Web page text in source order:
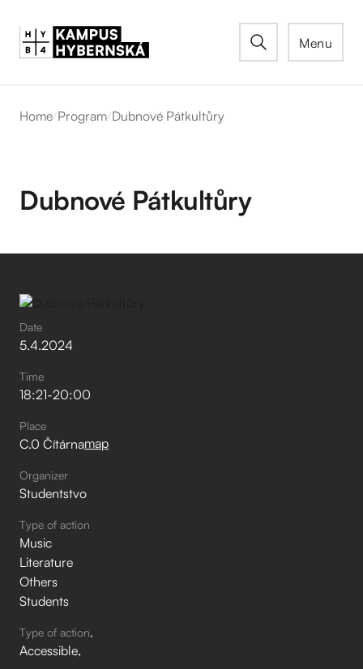
Menu
Home/Program/Dubnové Pátkultůry
Dubnové Pátkultůry
Date
5.4.2024
Time
18:21-20:00
Place
C.0 Čítárnamap
Organizer
Studentstvo
Type of action
Music
Literature
Others
Students
Type of action
Accessible